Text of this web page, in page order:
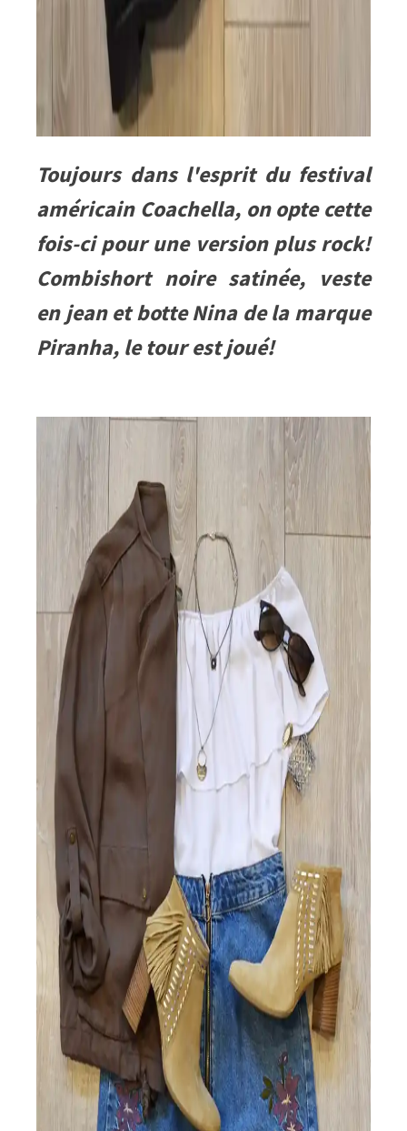
Toujours dans l'esprit du festival
américain Coachella, on opte cette
fois-ci pour une version plus rock!
Combishort noire satinée, veste
en jean et botte Nina de la marque
Piranha, le tour est joué!